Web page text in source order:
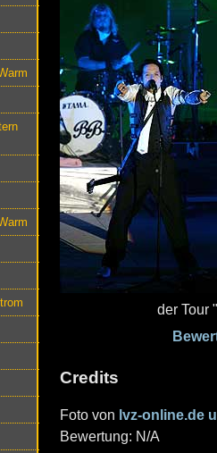
der Tour
Credits
Foto von lvz-online.de
Bewertung: N/A